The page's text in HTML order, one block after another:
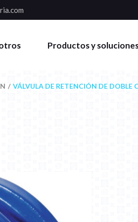
Productos y
VÁLVULA DE RETENCIÓN DE DOBLE